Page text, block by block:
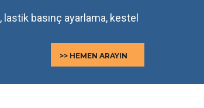
basınç ayarlama, kestel
>> HEMEN ARAYIN